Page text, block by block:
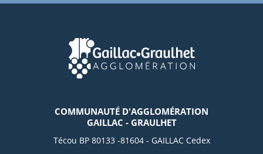
COMMUNAUTÉ D'AGGLOMÉRATION
GAILLAC - GRAULHET
Técou BP 80133 -81604 - GAILLAC Cedex